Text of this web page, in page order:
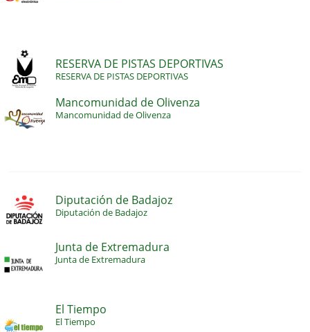
RESERVA DE PISTAS DEPORTIVAS
RESERVA DE PISTAS DEPORTIVAS
Mancomunidad de Olivenza
Mancomunidad de Olivenza
Diputación de Badajoz
Diputación de Badajoz
Junta de Extremadura
Junta de Extremadura
El Tiempo
El Tiempo